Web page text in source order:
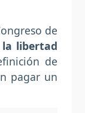
de
libertad
de
pagar un